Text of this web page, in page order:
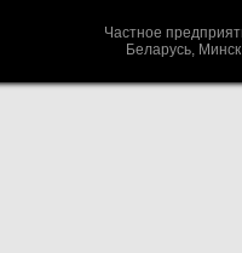
Частное
Беларусь,